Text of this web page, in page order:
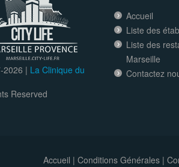
2026 | La Clinique du
Reserved
Accueil
Liste des
Liste des
Marseille
Contactez
Accueil | Conditions Générales|